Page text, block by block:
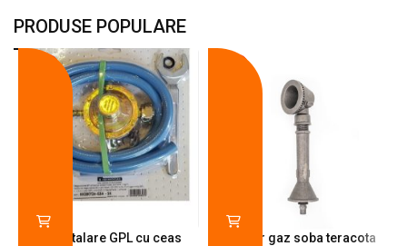
PRODUSE POPULARE
Kit instalare GPL cu ceas
Arzator gaz soba teracota